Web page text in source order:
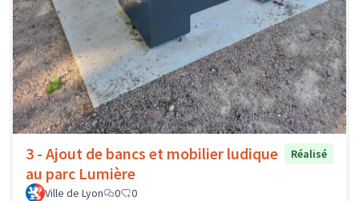
3 - Ajout de bancs et mobilier ludique
au parc Lumière
Réalisé
Ville de Lyon 0 0